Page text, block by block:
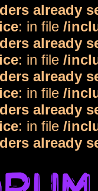
already
: in file /
already
: in file /
already
: in file /
already
: in file /
already